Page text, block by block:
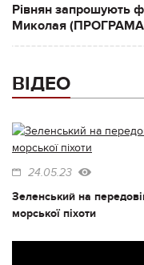
Рівнян запрошують
Миколая
ВІДЕО
24.05.23
Зеленський на
морської піхоти